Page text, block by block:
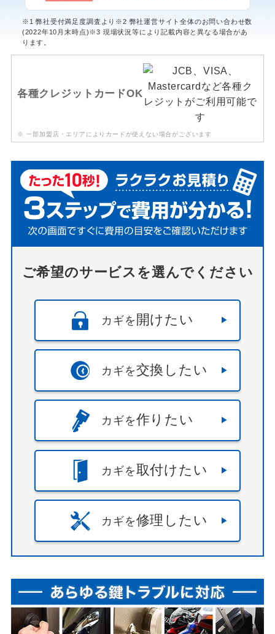
※1 弊社受付満足度調査より※2 弊社運営サイト全体のお問い合わせ数
(2022年10月末時点)※3 現場状況等により記載内容と異なる場合があ
ります。
各種クレジットカードOK
※ 一部加盟店・エリアによりカードが使えない場合がございます
ご希望のサービスを選んでください
カギを 開けたい
カギを交換したい
カギを作りたい
カギを取付けたい
カギを修理したい